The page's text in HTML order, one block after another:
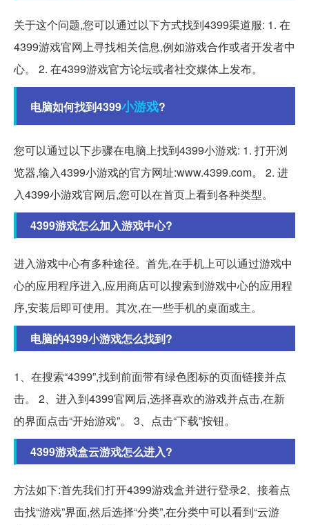
关于这个问题,您可以通过以下方式找到4399渠道服: 1. 在
4399游戏官网上寻找相关信息,例如游戏合作或者开发者中
心。 2. 在4399游戏官方论坛或者社交媒体上发布。
电脑如何找到4399小游戏?
您可以通过以下步骤在电脑上找到4399小游戏: 1. 打开浏
览器,输入4399小游戏的官方网址:www.4399.com。 2. 进
入4399小游戏官网后,您可以在首页上看到各种类型。
4399游戏怎么加入游戏中心?
进入游戏中心有多种途径。首先,在手机上可以通过游戏中
心的应用程序进入,应用商店可以搜索到游戏中心的应用程
序,安装后即可使用。其次,在一些手机的桌面或主。
电脑的4399小游戏怎么找到?
1、在搜索“4399”,找到前面带有绿色图标的页面链接并点
击。 2、进入到4399官网后,选择喜欢的游戏并点击,在新
的界面点击“开始游戏”。 3、点击“下载”按钮。
4399游戏盒云游戏怎么进入?
方法如下:首先我们打开4399游戏盒并进行登录2、接着点
击找“游戏”界面,然后选择“分类”,在分类中可以看到“云游